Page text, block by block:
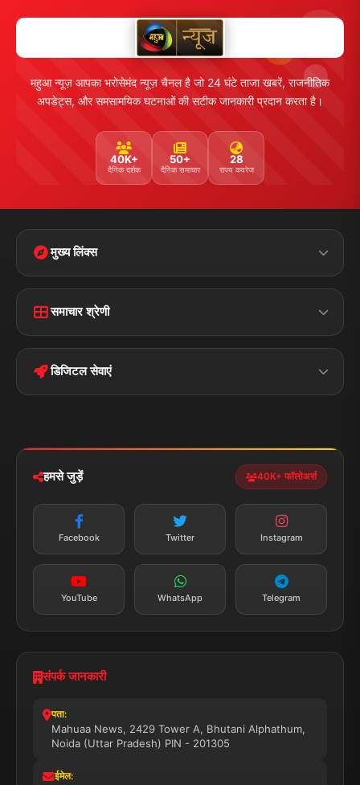
महुआ न्यूज़ आपका भरोसेमंद न्यूज़ चैनल है जो 24 घंटे ताजा खबरें, राजनीतिक
अपडेट्स, और समसामयिक घटनाओं की सटीक जानकारी प्रदान करता है।
40K+
दैनिक दर्शक
50+
दैनिक समाचार
28
राज्य कवरेज
मुख्य लिंक्स
Disclaimer
Terms &
Privacy Policy
समाचार श्रेणी
पॉलिटिकल झारखण्ड
डिजिटल सेवाएं
न्यूज़ अलर्ट
सब्सक्राइब करें
हमसे जुड़ें 40K+ फॉलोअर्स
Facebook Twitter Instagram
YouTube WhatsApp Telegram
संपर्क जानकारी
पता:
Mahuaa News, 2429 Tower A, Bhutani Alphathum,
Noida (Uttar Pradesh) PIN - 201305
ईमेल: